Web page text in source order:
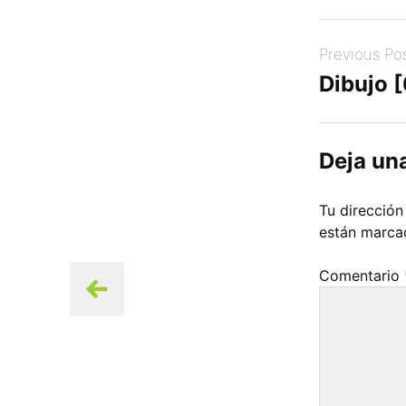
Previous
Dibujo
Deja
Tu
están
Comentario